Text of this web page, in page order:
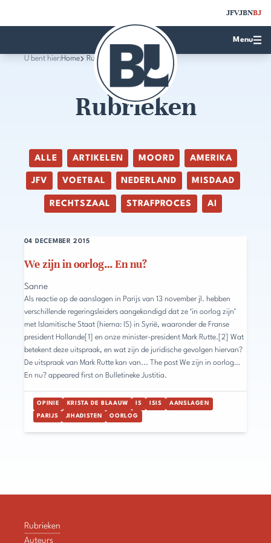
JFVJBNBJ
Menu
U bent hier:Home Rubrieken
Rubrieken
ALLE ARTIKELEN MOORD AMERIKA
JFV VOETBAL NEDERLAND MISDAAD
RECHTSZAAL STRAFPROCES AI
We zijn in oorlog… En nu?
04 DECEMBER 2015
Sanne
Als reactie op de aanslagen in Parijs van 13 november jl. hebben
verschillende regeringsleiders aangekondigd dat ze ‘in oorlog zijn’
met Islamitische Staat (hierna: IS) in Syrië, waaronder de Franse
president Hollande[1] en onze minister-president Mark Rutte.[2] Wat
betekent deze uitspraak, en wat zijn de juridische gevolgen hiervan?
De uitspraak van Mark Rutte kan van... The post We zijn in oorlog…
En nu? appeared first on Bulletineke Justitia.
OPINIE KRISTA DE BLAAUW IS ISIS AANSLAGEN
PARIJS JIHADISTEN OORLOG
Rubrieken
Auteurs